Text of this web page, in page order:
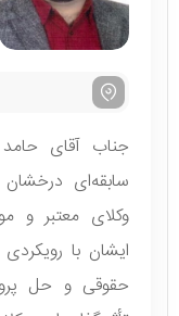
جناب آقای حامد
سابقه‌ای
وکلای معتبر و
ایشان با
حقوقی و حل